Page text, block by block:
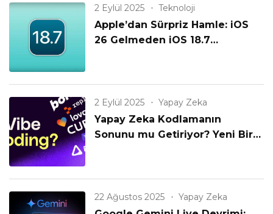
2 Eylül 2025 Teknoloji
Apple’dan Sürpriz Hamle: iOS
26 Gelmeden iOS 18.7
2 Eylül 2025 Yapay Zeka
Yapay Zeka Kodlamanın
Sonunu mu Getiriyor? Yeni Bir
22 Ağustos 2025 Yapay Zeka